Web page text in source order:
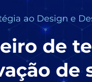
ao Design e
de
de